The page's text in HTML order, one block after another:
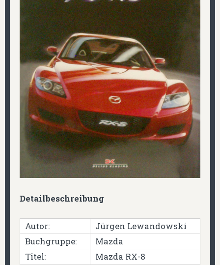
Detailbeschreibung
Autor:
Jürgen Lewandowski
Buchgruppe:
Mazda
Titel:
Mazda RX-8